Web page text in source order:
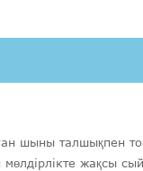
шыны талшықпен
жақсы